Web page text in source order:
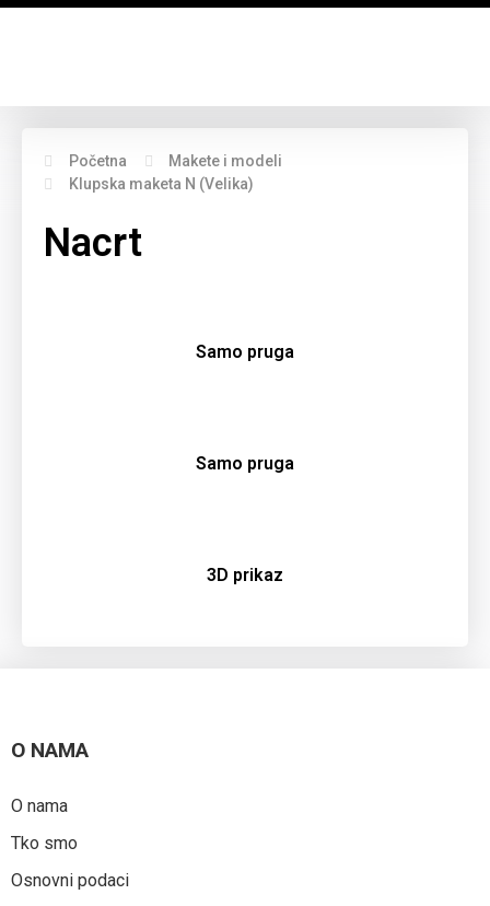
Početna
Makete i modeli
Klupska maketa N (Velika)
Nacrt
Samo pruga
Samo pruga
3D prikaz
O NAMA
O nama
Tko smo
Osnovni podaci